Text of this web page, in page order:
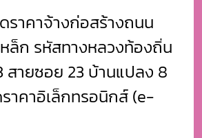
ราคาจ้างก่อสร้างถนน
ล็ก รหัสทางหลวงท้องถิ่น
ายซอย 23 บ้านแปลง 8
าคาอิเล็กทรอนิกส์ (e-